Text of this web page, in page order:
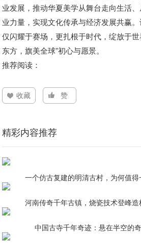
业发展，推动华夏美学从舞台走向生活
业力量，实现文化传承与经济发展共赢
仅闪耀于赛场，更扎根于时代，绽放于
东方，旗美全球”初心与愿景。
推荐阅读：
收藏 赞
精彩内容推荐
一个仿古复建的明清古村，为何值
河南传奇千年古镇，烧瓷技术登峰
中国古寺千年奇迹：悬在半空的